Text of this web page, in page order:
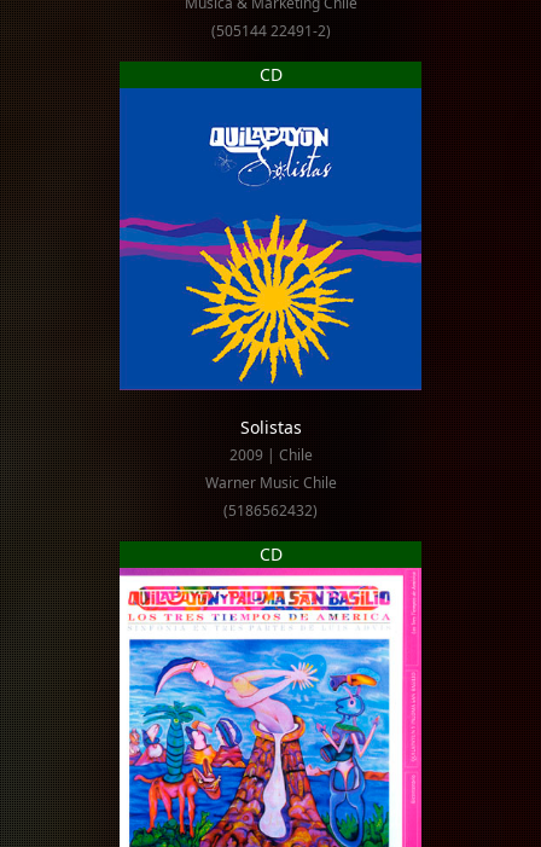
(505144 22491-2)
CD
Solistas
2009 | Chile
Warner Music Chile
(5186562432)
CD